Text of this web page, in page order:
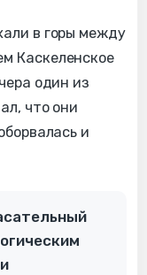
в горы между
Каскеленское
один из
что они
и